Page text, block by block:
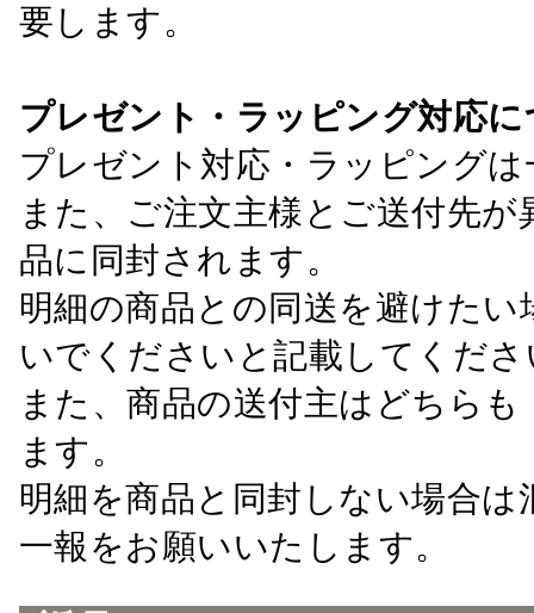
要します。
プレゼント・ラッピング対応
プレゼント対応・ラッピング
また、ご注文主様とご送付先
品に同封されます。
明細の商品との同送を避けた
いでくださいと記載してくださ
また、商品の送付主はどちら
ます。
明細を商品と同封しない場合
一報をお願いいたします。